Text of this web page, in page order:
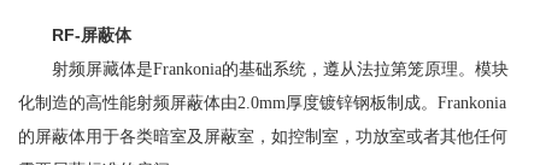
RF-屏蔽体
射频屏藏体是Frankonia的基础系统，遵从法拉第笼原理。模块
化制造的高性能射频屏蔽体由2.0mm厚度镀锌钢板制成。Frankonia
的屏蔽体用于各类暗室及屏蔽室，如控制室，功放室或者其他任何